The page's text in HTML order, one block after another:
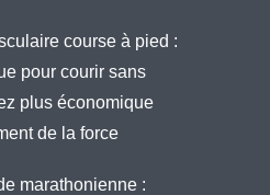
course à pied :
pour courir sans
plus économique
de la force
marathonienne :